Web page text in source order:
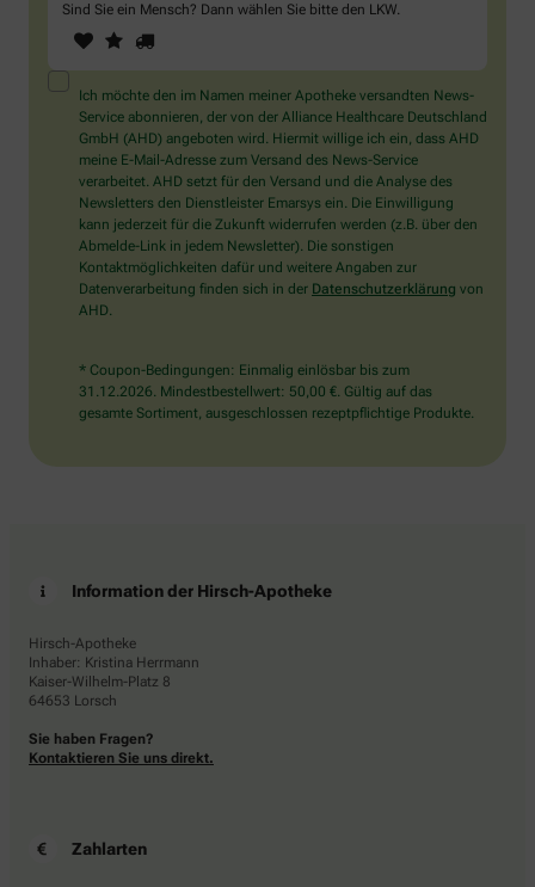
Sind Sie ein Mensch? Dann wählen Sie bitte den LKW.
Sind
Sie
ein
Mensch?
Dann
wählen
Sie
bitte
den
LKW.
1 2
Ich möchte den im Namen meiner Apotheke versandten News-
Service abonnieren, der von der Alliance Healthcare Deutschland
GmbH (AHD) angeboten wird. Hiermit willige ich ein, dass AHD
meine E-Mail-Adresse zum Versand des News-Service
verarbeitet. AHD setzt für den Versand und die Analyse des
Newsletters den Dienstleister Emarsys ein. Die Einwilligung
kann jederzeit für die Zukunft widerrufen werden (z.B. über den
Abmelde-Link in jedem Newsletter). Die sonstigen
Kontaktmöglichkeiten dafür und weitere Angaben zur
Datenverarbeitung finden sich in der Datenschutzerklärung von
AHD.
* Coupon-Bedingungen: Einmalig einlösbar bis zum
31.12.2026. Mindestbestellwert: 50,00 €. Gültig auf das
gesamte Sortiment, ausgeschlossen rezeptpflichtige Produkte.
Information der Hirsch-Apotheke
Hirsch-Apotheke
Inhaber: Kristina Herrmann
Kaiser-Wilhelm-Platz 8
64653 Lorsch
Sie haben Fragen?
Kontaktieren Sie uns direkt.
Zahlarten